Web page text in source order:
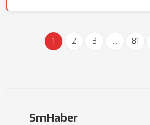
1 2 3 ... 81
SmHaber